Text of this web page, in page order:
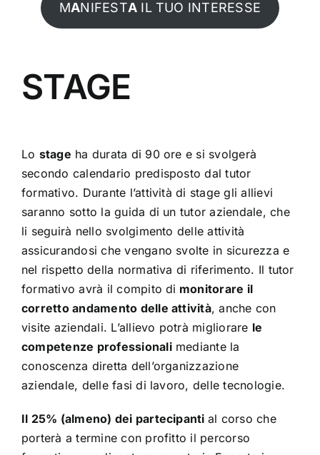
MANIFESTA IL TUO INTERESSE
STAGE
Lo stage ha durata di 90 ore e si svolgerà
secondo calendario predisposto dal tutor
formativo. Durante l’attività di stage gli allievi
saranno sotto la guida di un tutor aziendale, che
li seguirà nello svolgimento delle attività
assicurandosi che vengano svolte in sicurezza e
nel rispetto della normativa di riferimento. Il tutor
formativo avrà il compito di monitorare il
corretto andamento delle attività, anche con
visite aziendali. L’allievo potrà migliorare le
competenze professionalimediante la
conoscenza diretta dell’organizzazione
aziendale, delle fasi di lavoro, delle tecnologie.
Il 25% (almeno) dei partecipanti al corso che
porterà a termine con profitto il percorso